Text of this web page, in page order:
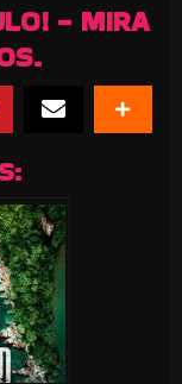
- MIRA